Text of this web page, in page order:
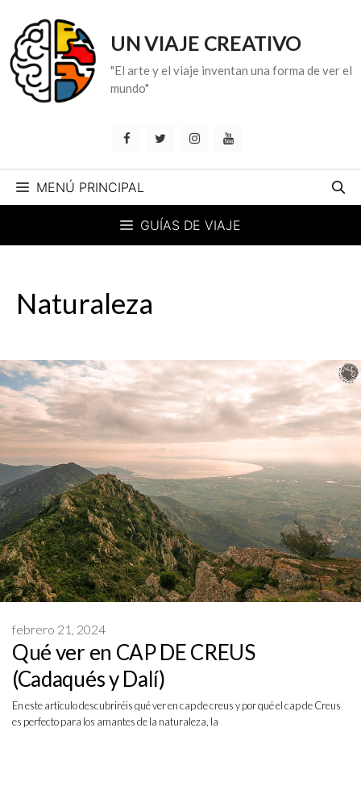
contenido
UN VIAJE CREATIVO
"El arte y el viaje inventan una forma de ver el
mundo"
MENÚ PRINCIPAL
GUÍAS DE VIAJE
Naturaleza
Qué ver en CAP DE CREUS
(Cadaqués y Dalí)
febrero 21, 2024
En este artículo descubriréis qué ver en cap de creus y por qué el cap de Creus
es perfecto para los amantes de la naturaleza, la